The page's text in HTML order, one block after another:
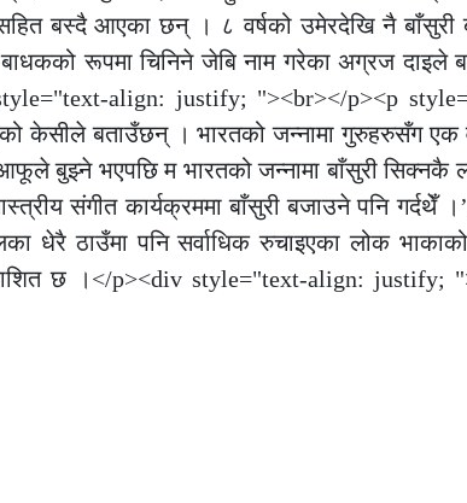
बस्दै आएका छन् । ८ वर्षको उमेरदेखि नै बाँसुरी
रूपमा चिनिने जेबि नाम गरेका अग्रज दाइले
align: justify; "><br></p><p
केसीले बताउँछन् । भारतको जन्नामा गुरुहरुसँग एक
बुझ्ने भएपछि म भारतको जन्नामा बाँसुरी सिक्नकै
संगीत कार्यक्रममा बाँसुरी बजाउने पनि गर्दथेँ
धेरै ठाउँमा पनि सर्वाधिक रुचाइएका लोक
छ ।</p><div style="text-align: justify;